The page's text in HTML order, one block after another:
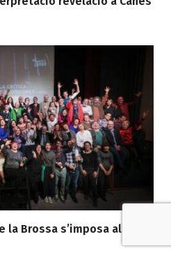
Brossa s’imposa als